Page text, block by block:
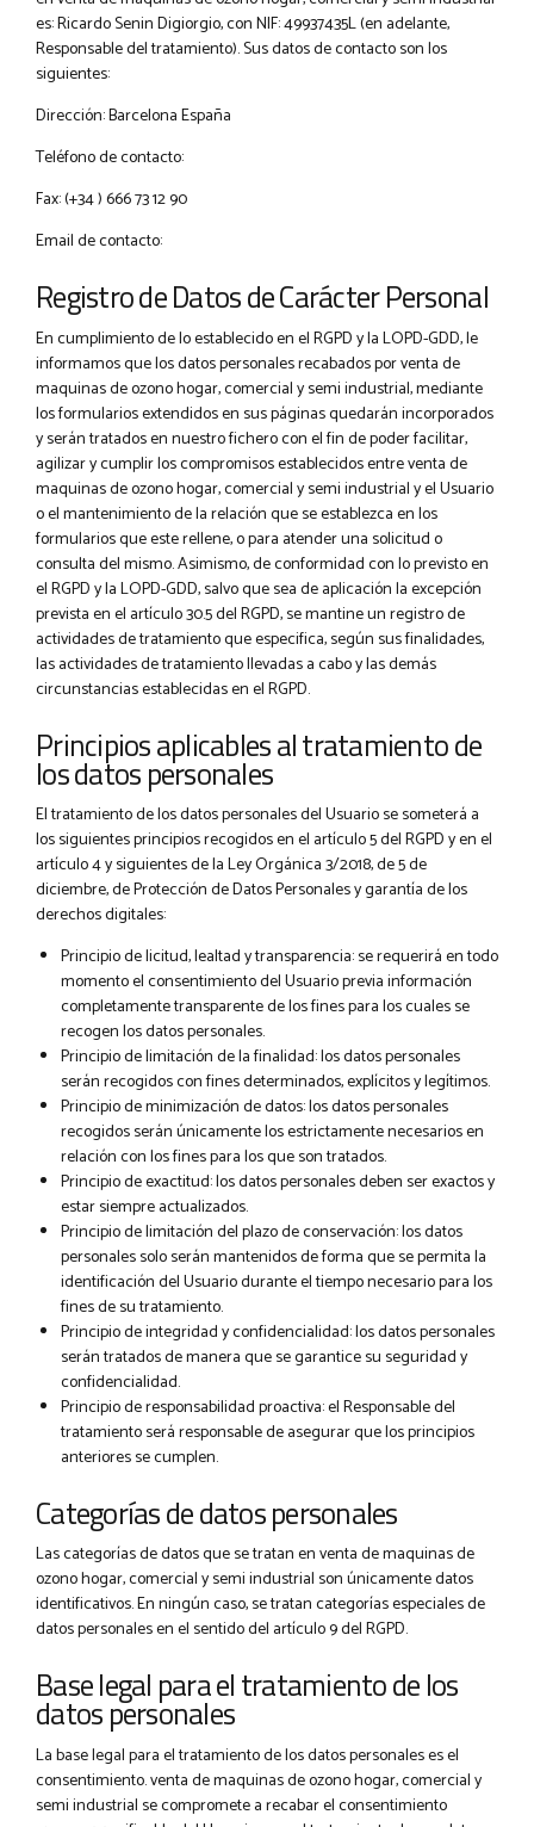
es: Ricardo Senin Digiorgio, con NIF: 49937435L (en adelante,
Responsable del tratamiento). Sus datos de contacto son los
siguientes:
Dirección: Barcelona España
Teléfono de contacto:
Fax: (+34 ) 666 73 12 90
Email de contacto:
Registro de Datos de Carácter Personal
En cumplimiento de lo establecido en el RGPD y la LOPD-GDD, le
informamos que los datos personales recabados por venta de
maquinas de ozono hogar, comercial y semi industrial, mediante
los formularios extendidos en sus páginas quedarán incorporados
y serán tratados en nuestro fichero con el fin de poder facilitar,
agilizar y cumplir los compromisos establecidos entre venta de
maquinas de ozono hogar, comercial y semi industrial y el Usuario
o el mantenimiento de la relación que se establezca en los
formularios que este rellene, o para atender una solicitud o
consulta del mismo. Asimismo, de conformidad con lo previsto en
el RGPD y la LOPD-GDD, salvo que sea de aplicación la excepción
prevista en el artículo 30.5 del RGPD, se mantine un registro de
actividades de tratamiento que especifica, según sus finalidades,
las actividades de tratamiento llevadas a cabo y las demás
circunstancias establecidas en el RGPD.
Principios aplicables al tratamiento de
los datos personales
El tratamiento de los datos personales del Usuario se someterá a
los siguientes principios recogidos en el artículo 5 del RGPD y en el
artículo 4 y siguientes de la Ley Orgánica 3/2018, de 5 de
diciembre, de Protección de Datos Personales y garantía de los
derechos digitales:
Principio de licitud, lealtad y transparencia: se requerirá en todo
momento el consentimiento del Usuario previa información
completamente transparente de los fines para los cuales se
recogen los datos personales.
Principio de limitación de la finalidad: los datos personales
serán recogidos con fines determinados, explícitos y legítimos.
Principio de minimización de datos: los datos personales
recogidos serán únicamente los estrictamente necesarios en
relación con los fines para los que son tratados.
Principio de exactitud: los datos personales deben ser exactos y
estar siempre actualizados.
Principio de limitación del plazo de conservación: los datos
personales solo serán mantenidos de forma que se permita la
identificación del Usuario durante el tiempo necesario para los
fines de su tratamiento.
Principio de integridad y confidencialidad: los datos personales
serán tratados de manera que se garantice su seguridad y
confidencialidad.
Principio de responsabilidad proactiva: el Responsable del
tratamiento será responsable de asegurar que los principios
anteriores se cumplen.
Categorías de datos personales
Las categorías de datos que se tratan en venta de maquinas de
ozono hogar, comercial y semi industrial son únicamente datos
identificativos. En ningún caso, se tratan categorías especiales de
datos personales en el sentido del artículo 9 del RGPD.
Base legal para el tratamiento de los
datos personales
La base legal para el tratamiento de los datos personales es el
consentimiento. venta de maquinas de ozono hogar, comercial y
semi industrial se compromete a recabar el consentimiento